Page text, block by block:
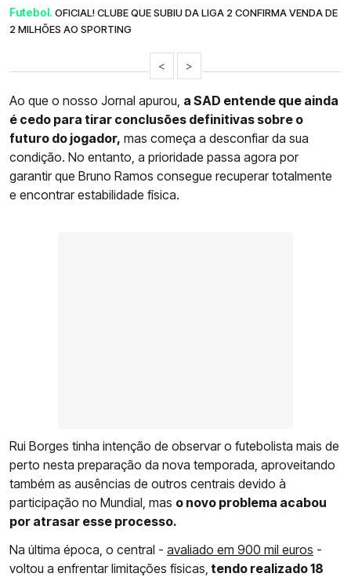
Futebol. OFICIAL! CLUBE QUE SUBIU DA LIGA 2 CONFIRMA VENDA DE
2 MILHÕES AO SPORTING
< >
Ao que o nosso Jornal apurou, a SAD entende que ainda
é cedo para tirar conclusões definitivas sobre o
futuro do jogador, mas começa a desconfiar da sua
condição. No entanto, a prioridade passa agora por
garantir que Bruno Ramos consegue recuperar totalmente
e encontrar estabilidade física.
Rui Borges tinha intenção de observar o futebolista mais de
perto nesta preparação da nova temporada, aproveitando
também as ausências de outros centrais devido à
participação no Mundial, mas o novo problema acabou
por atrasar esse processo.
Na última época, o central - avaliado em 900 mil euros -
voltou a enfrentar limitações físicas, tendo realizado 18